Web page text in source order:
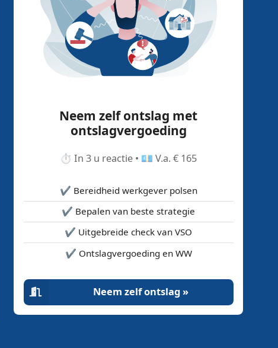
Neem zelf ontslag met
ontslagvergoeding
⏱️ In 3 u reactie • 💶 V.a. € 165
✔️ Bereidheid werkgever polsen
✔️ Bepalen van beste strategie
✔️ Uitgebreide check van VSO
✔️ Ontslagvergoeding en WW
Neem zelf ontslag »